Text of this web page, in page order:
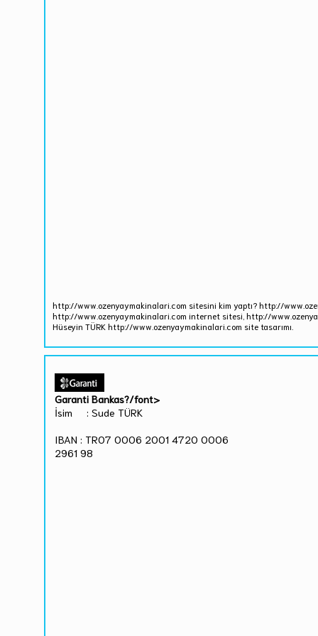
http://www.ozenyaymakinalari.com sitesini kim yaptı? http://
http://www.ozenyaymakinalari.com internet sitesi, http://
Hüseyin TÜRK http://www.ozenyaymakinalari.com site tasarımı.
Garanti Bankas?/font>
İsim : Sude TÜRK
IBAN : TR07 0006 2001 4720 0006
2961 98